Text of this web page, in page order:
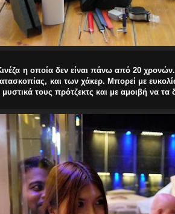
η οποία δεν είναι πάνω από 20
και των χάκερ. Μπορεί με
τους πρότζεκτς και με αμοιβή να τα